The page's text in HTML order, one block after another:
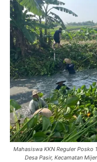
Mahasiswa KKN Reguler Posko
Desa Pasir, Kecamatan